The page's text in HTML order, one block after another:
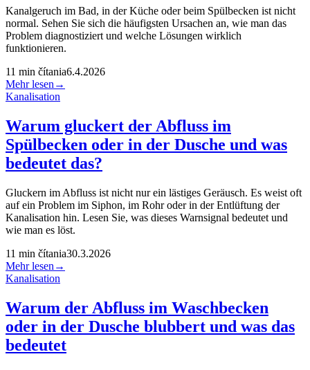
Kanalgeruch im Bad, in der Küche oder beim Spülbecken ist nicht
normal. Sehen Sie sich die häufigsten Ursachen an, wie man das
Problem diagnostiziert und welche Lösungen wirklich
funktionieren.
11 min čítania6.4.2026
Mehr lesen→
Kanalisation
Warum gluckert der Abfluss im
Spülbecken oder in der Dusche und was
bedeutet das?
Gluckern im Abfluss ist nicht nur ein lästiges Geräusch. Es weist oft
auf ein Problem im Siphon, im Rohr oder in der Entlüftung der
Kanalisation hin. Lesen Sie, was dieses Warnsignal bedeutet und
wie man es löst.
11 min čítania30.3.2026
Mehr lesen →
Kanalisation
Warum der Abfluss im Waschbecken
oder in der Dusche blubbert und was das
bedeutet